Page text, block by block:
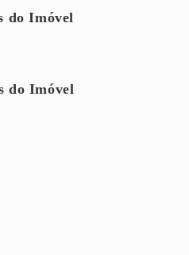
do Imóvel
do Imóvel